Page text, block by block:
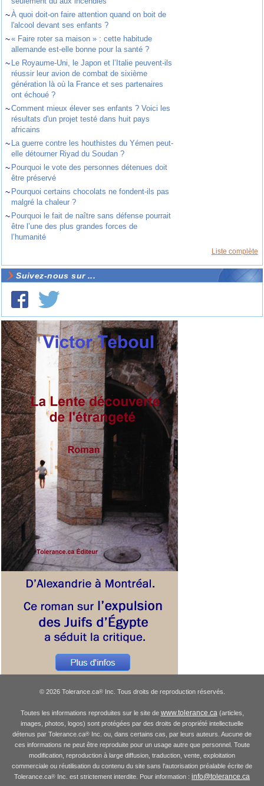
~À quoi doit-on faire attention quand on boit de
l'alcool devant ses enfants ?
~« Faire roter sa maison » : cette habitude
allemande est-elle bonne pour la santé ?
~ Le Royaume-Uni, le Japon et l’Italie peuvent-ils
réussir leur avion de combat de sixième
génération là où la France et ses partenaires
ont échoué ?
~Comment mieux élever ses enfants ? Voici les
résultats d'un projet testé dans huit pays
africains
~ La guerre contre les houthistes du Yémen peut-
elle détourner Riyad du Soudan ?
~ Pourquoi le vote des personnes détenues doit
être préservé
~ Pourquoi certains chocolats ne fondent-ils pas
malgré la chaleur ?
~ Pourquoi le fait de naître sans défense pourrait
être l’une des plus grandes forces de
l’humanité
Liste complète
Suivez-nous sur ...
© 2026 Tolerance.ca®Inc. Tous droits de reproduction réservés.
Toutes les informations reproduites sur le site de www.tolerance.ca(articles,
images, photos, logos) sont protégées par des droits de propriété intellectuelle
détenus par Tolerance.ca® Inc. ou, dans certains cas, par leurs auteurs. Aucune de
ces informations ne peut être reproduite pour un usage autre que personnel. Toute
modification, reproduction à large diffusion, traduction, vente, exploitation
commerciale ou réutilisation du contenu du site sans l'autorisation préalable écrite de
Tolerance.ca® Inc. est strictement interdite. Pour information : info@tolerance.ca